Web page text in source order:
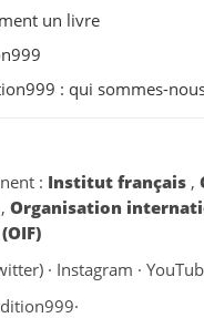
un livre
: qui sommes-
: Institut français ,
, Organisation
· Instagram ·
·